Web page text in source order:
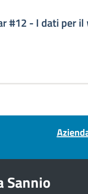
#12 - I dati per
Sannio